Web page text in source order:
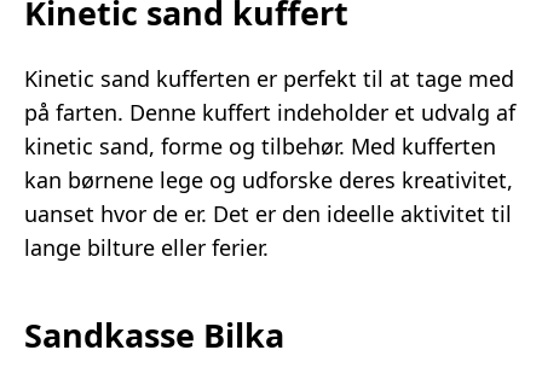
Kinetic sand kuffert
Kinetic sand kufferten er perfekt til at tage med
på farten. Denne kuffert indeholder et udvalg af
kinetic sand, forme og tilbehør. Med kufferten
kan børnene lege og udforske deres kreativitet,
uanset hvor de er. Det er den ideelle aktivitet til
lange bilture eller ferier.
Sandkasse Bilka